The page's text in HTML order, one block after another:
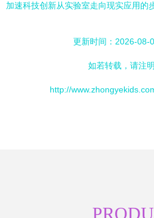
加速科技创新从实验室走向现实应用的
更新时间：2026-08-
如若转载，请注
http://